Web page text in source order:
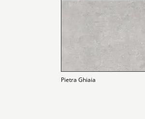
Pietra Ghiaia